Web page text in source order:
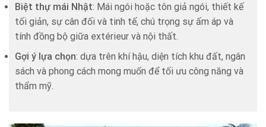
Biệt thự mái Nhật: Mái ngói hoặc tôn giả ngói, thiết kế
tối giản, sự cân đối và tinh tế, chú trọng sự ấm áp và
tính đồng bộ giữa extérieur và nội thất.
Gợi ý lựa chọn: dựa trên khí hậu, diện tích khu đất, ngân
sách và phong cách mong muốn để tối ưu công năng và
thẩm mỹ.